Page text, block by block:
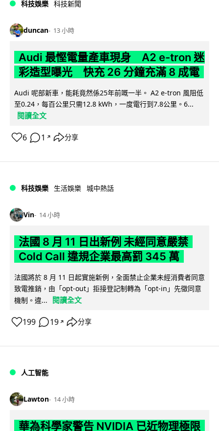
科技娛樂 科技新聞
duncan 13 小時
Audi 最慳電量產車現身 A2 e-tron 迷
彩造型曝光 快充 26 分鐘充滿 8 成電
Audi 呢部新車，能耗竟然係25年前嘅一半。 A2 e-tron 風阻低
至0.24，每百公里只需12.8 kWh，一度電行到7.8公里。6...
閱讀全文
6 1 ↗ 分享
科技娛樂 生活娛樂 城中熱話
Vin 14 小時
法國 8 月 11 日出新例 未經同意嚴禁
Cold Call 違規企業最高罰 345 萬
法國將於 8 月 11 日起實施新例，全面禁止企業未經消費者同意
致電推銷，由「opt-out」拒接登記制轉為「opt-in」先徵同意
機制。違...
閱讀全文
199 19 ↗ 分享
人工智能
Lawton 14 小時
華為科學家警告 NVIDIA 已近物理極限